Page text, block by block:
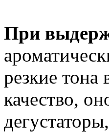
При
резкие тона
качество,
дегустаторы,